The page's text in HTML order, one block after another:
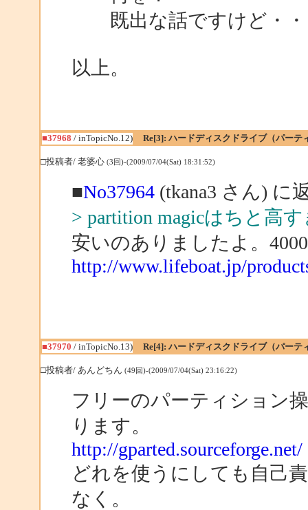
既出な話ですけど・・
以上。
■37968 / inTopicNo.12) Re[3]: ハードディスクドライブ（パー
□投稿者/ 老婆心 (3回)-(2009/07/04(Sat) 18:31:52)
■No37964(tkana3 さん) に
> partition magicはちと高
安いのありましたよ。
http://www.lifeboat.jp/
■37970 / inTopicNo.13) Re[4]: ハードディスクドライブ（パー
□投稿者/ あんどちん (49回)-(2009/07/04(Sat) 23:16:22)
フリーのパーティション
ります。
http://gparted.sourceforge.net/
どれを使うにしても自己
なく。